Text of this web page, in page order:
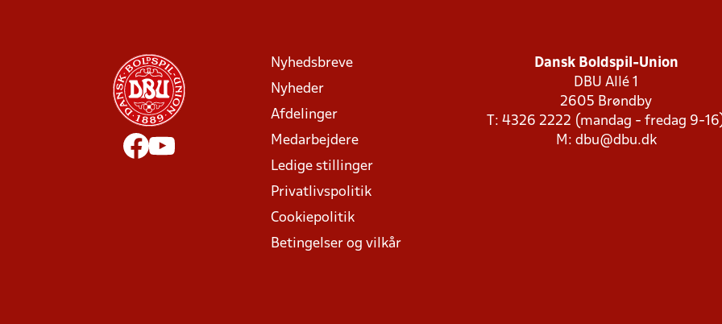
Nyhedsbreve
Nyheder
Afdelinger
Medarbejdere
Ledige stillinger
Privatlivspolitik
Cookiepolitik
Betingelser og vilkår
Dansk Boldspil-Union
DBU Allé 1
2605 Brøndby
T: 4326 2222 (mandag - fredag 9-
M: dbu@dbu.dk